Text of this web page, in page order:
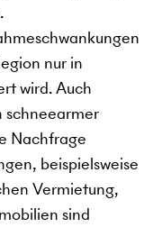
nur in
wird. Auch
schneearmer
Nachfrage
beispielsweise
Vermietung,
sind